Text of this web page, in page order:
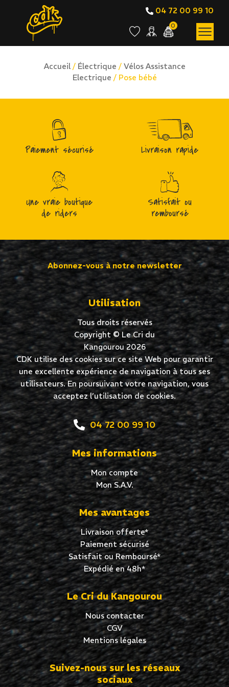
04 72 00 99 10
0
Accueil/ Électrique / Vélos Assistance
Electrique / Pose bébé
Paiement sécurisé Livraison rapide
Une vraie boutique
de riders
Satisfait ou
remboursé
Abonnez-vous à notre newsletter
Utilisation
Tous droits réservés
Copyright © Le Cri du
Kangourou 2026
CDK utilise des cookies sur ce site Web pour garantir
une excellente expérience de navigation à tous ses
utilisateurs. En poursuivant votre navigation, vous
acceptez l’utilisation de cookies.
04 72 00 99 10
Mes informations
Mon compte
Mon S.A.V.
Mes avantages
Livraison offerte*
Paiement sécurisé
Satisfait ou Remboursé*
Expédié en 48h*
Le Cri du Kangourou
Nous contacter
CGV
Mentions légales
Suivez-nous sur les réseaux
sociaux